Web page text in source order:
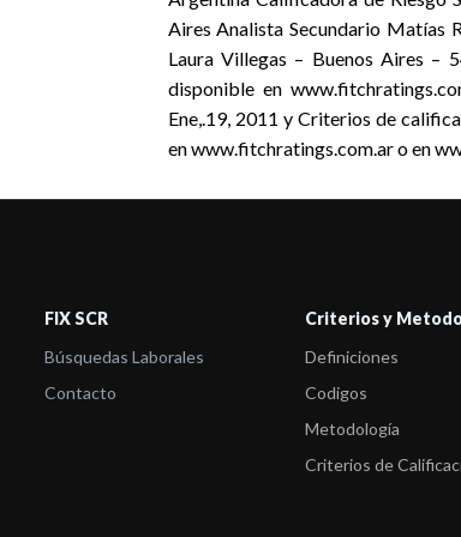
Aires Analista Secundario Matías
Laura Villegas – Buenos Aires –
disponible en
Ene,.19, 2011 y Criterios de
en www.fitchratings.com.ar o en
FIX SCR
Búsquedas Laborales
Contacto
Criterios y
Definiciones
Codigos
Metodología
Criterios de